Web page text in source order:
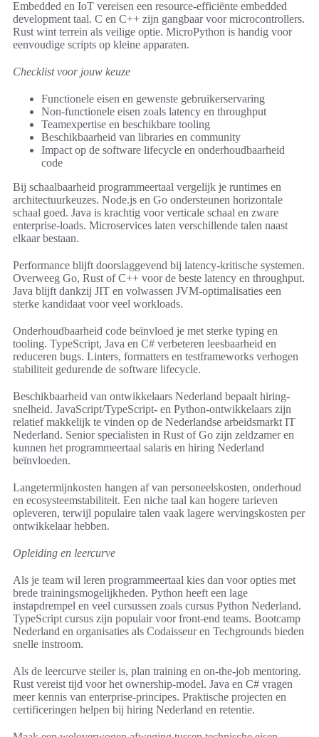
Embedded en IoT vereisen een resource-efficiënte embedded
development taal. C en C++ zijn gangbaar voor microcontrollers.
Rust wint terrein als veilige optie. MicroPython is handig voor
eenvoudige scripts op kleine apparaten.
Checklist voor jouw keuze
Functionele eisen en gewenste gebruikerservaring
Non-functionele eisen zoals latency en throughput
Teamexpertise en beschikbare tooling
Beschikbaarheid van libraries en community
Impact op de software lifecycle en onderhoudbaarheid
code
Bij schaalbaarheid programmeertaal vergelijk je runtimes en
architectuurkeuzes. Node.js en Go ondersteunen horizontale
schaal goed. Java is krachtig voor verticale schaal en zware
enterprise-loads. Microservices laten verschillende talen naast
elkaar bestaan.
Performance blijft doorslaggevend bij latency-kritische systemen.
Overweeg Go, Rust of C++ voor de beste latency en throughput.
Java blijft dankzij JIT en volwassen JVM-optimalisaties een
sterke kandidaat voor veel workloads.
Onderhoudbaarheid code beïnvloed je met sterke typing en
tooling. TypeScript, Java en C# verbeteren leesbaarheid en
reduceren bugs. Linters, formatters en testframeworks verhogen
stabiliteit gedurende de software lifecycle.
Beschikbaarheid van ontwikkelaars Nederland bepaalt hiring-
snelheid. JavaScript/TypeScript- en Python-ontwikkelaars zijn
relatief makkelijk te vinden op de Nederlandse arbeidsmarkt IT
Nederland. Senior specialisten in Rust of Go zijn zeldzamer en
kunnen het programmeertaal salaris en hiring Nederland
beïnvloeden.
Langetermijnkosten hangen af van personeelskosten, onderhoud
en ecosysteemstabiliteit. Een niche taal kan hogere tarieven
opleveren, terwijl populaire talen vaak lagere wervingskosten per
ontwikkelaar hebben.
Opleiding en leercurve
Als je team wil leren programmeertaal kies dan voor opties met
brede trainingsmogelijkheden. Python heeft een lage
instapdrempel en veel cursussen zoals cursus Python Nederland.
TypeScript cursus zijn populair voor front-end teams. Bootcamp
Nederland en organisaties als Codaisseur en Techgrounds bieden
snelle instroom.
Als de leercurve steiler is, plan training en on-the-job mentoring.
Rust vereist tijd voor het ownership-model. Java en C# vragen
meer kennis van enterprise-principes. Praktische projecten en
certificeringen helpen bij hiring Nederland en retentie.